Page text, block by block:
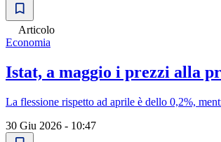
Articolo
Economia
Istat, a maggio i prezzi alla
La flessione rispetto ad aprile è dello 0,2%,
30 Giu 2026 - 10:47